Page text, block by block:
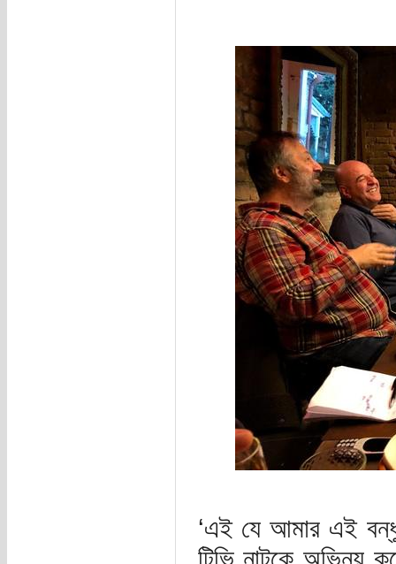
‘এই যে আমার এই
টিভি নাটকে অভিনয়